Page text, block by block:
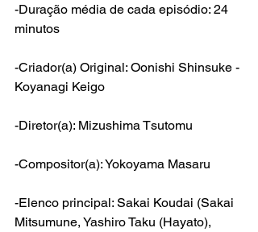
-Duração média de cada episódio: 24
minutos
-Criador(a) Original: Oonishi Shinsuke -
Koyanagi Keigo
-Diretor(a): Mizushima Tsutomu
-Compositor(a): Yokoyama Masaru
-Elenco principal: Sakai Koudai (Sakai
Mitsumune, Yashiro Taku (Hayato),